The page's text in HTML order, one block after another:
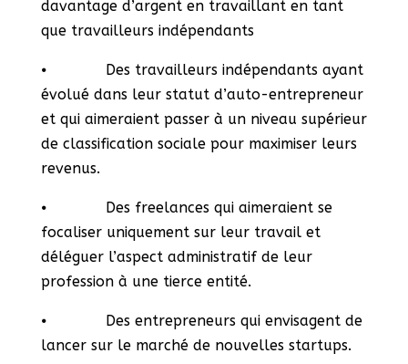
davantage d’argent en travaillant en tant
que travailleurs indépendants
⦁ Des travailleurs indépendants ayant
évolué dans leur statut d’auto-entrepreneur
et qui aimeraient passer à un niveau supérieur
de classification sociale pour maximiser leurs
revenus.
⦁ Des freelances qui aimeraient se
focaliser uniquement sur leur travail et
déléguer l’aspect administratif de leur
profession à une tierce entité.
⦁ Des entrepreneurs qui envisagent de
lancer sur le marché de nouvelles startups.